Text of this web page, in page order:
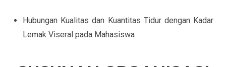
Hubungan Kualitas dan Kuantitas Tidur dengan Kadar
Lemak Viseral pada Mahasiswa